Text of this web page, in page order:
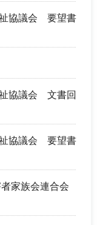
協議会 要望書
協議会 文書回
協議会 要望書
者家族会連合会